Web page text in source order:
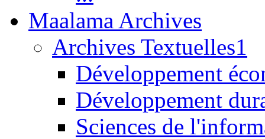
Maalama Archives
Archives Textuelles1
Développement
Développement
Sciences de